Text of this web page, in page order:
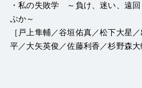
・私の失敗学 ～負け、迷い、遠
ぶか～
［戸上隼輔／谷垣佑真／松下大星
平／大矢英俊／佐藤利香／杉野森大